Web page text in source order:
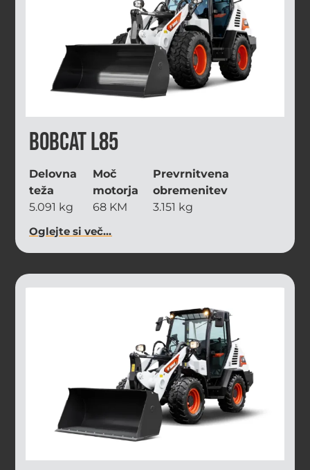
Bobcat L85
Delovna
teža
5.091 kg
Moč
motorja
68 KM
Prevrnitvena
obremenitev
3.151 kg
Oglejte si več...